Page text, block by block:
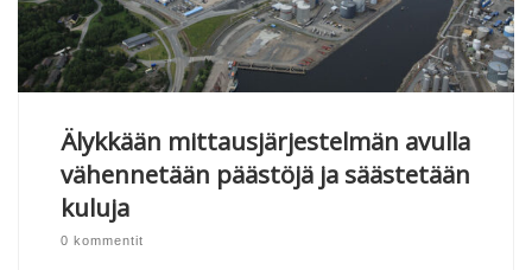
Älykkään mittausjärjestelmän avulla
vähennetään päästöjä ja säästetään
kuluja
0 kommentit